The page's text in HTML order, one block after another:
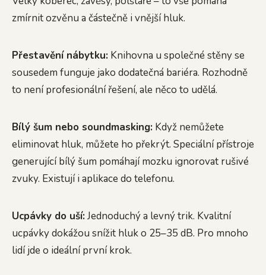
zmírnit ozvěnu a částečně i vnější hluk.
Přestavění nábytku: Knihovna u společné stěny se
sousedem funguje jako dodatečná bariéra. Rozhodně
to není profesionální řešení, ale něco to udělá.
Bílý šum nebo soundmasking: Když nemůžete
eliminovat hluk, můžete ho překrýt. Speciální přístroje
generující bílý šum pomáhají mozku ignorovat rušivé
zvuky. Existují i aplikace do telefonu.
Ucpávky do uší: Jednoduchý a levný trik. Kvalitní
ucpávky dokážou snížit hluk o 25–35 dB. Pro mnoho
lidí jde o ideální první krok.